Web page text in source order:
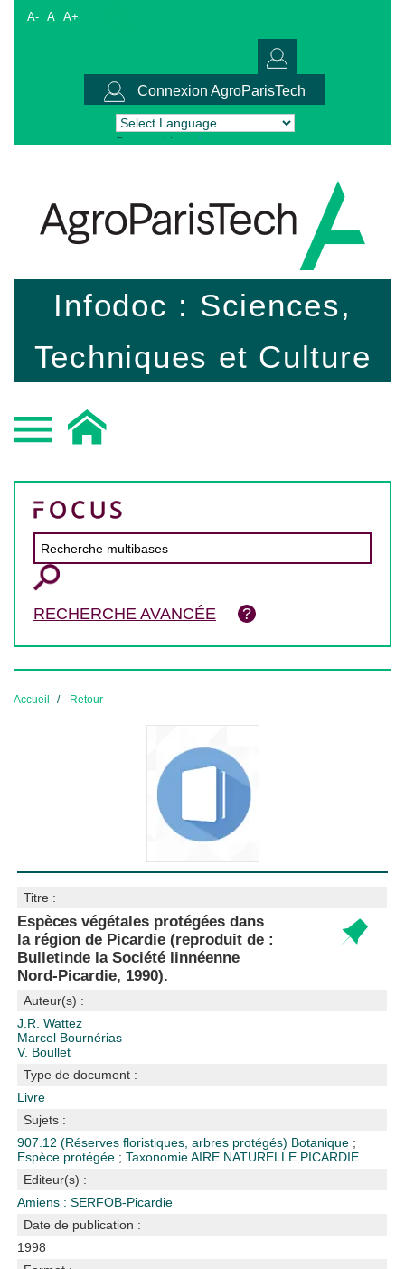
A- A A+
Connexion AgroParisTech
Powered by Translate
Infodoc : Sciences,
Techniques et Culture
RECHERCHE AVANCÉE
Accueil Retour
Titre :
Espèces végétales protégées dans
la région de Picardie (reproduit de :
Bulletinde la Société linnéenne
Nord-Picardie, 1990).
Auteur(s) :
J.R. Wattez
Marcel Bournérias
V. Boullet
Type de document :
Livre
Sujets :
907.12 (Réserves floristiques, arbres protégés) Botanique ;
Espèce protégée ;TaxonomieAIRE NATURELLE PICARDIE
Editeur(s) :
Amiens : SERFOB-Picardie
Date de publication :
1998